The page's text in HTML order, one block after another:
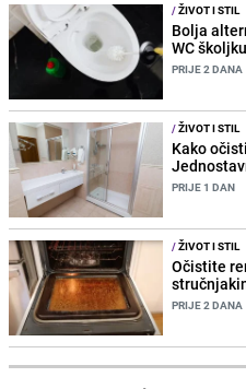
/ŽIVOT I STIL
Bolja
WC
PRIJE 2 DANA
/ŽIVOT I STIL
Kako
PRIJE 1 DAN
/ŽIVOT I STIL
Očistite
PRIJE 2 DANA